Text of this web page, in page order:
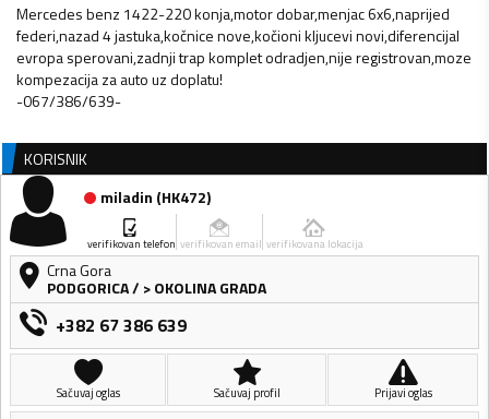
Mercedes benz 1422-220 konja,motor dobar,menjac 6x6,naprijed
federi,nazad 4 jastuka,kočnice nove,kočioni kljucevi novi,diferencijal
evropa sperovani,zadnji trap komplet odradjen,nije registrovan,moze
kompezacija za auto uz doplatu!
-067/386/639-
KORISNIK
miladin (HK472)
verifikovan telefon verifikovan email verifikovana lokacija
Crna Gora
PODGORICA/ > OKOLINA GRADA
+382 67 386 639
Sačuvaj oglas Sačuvaj profil Prijavi oglas